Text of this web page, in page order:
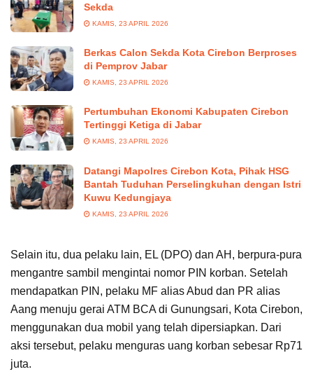
Sekda
KAMIS, 23 APRIL 2026
Berkas Calon Sekda Kota Cirebon Berproses
di Pemprov Jabar
KAMIS, 23 APRIL 2026
Pertumbuhan Ekonomi Kabupaten Cirebon
Tertinggi Ketiga di Jabar
KAMIS, 23 APRIL 2026
Datangi Mapolres Cirebon Kota, Pihak HSG
Bantah Tuduhan Perselingkuhan dengan Istri
Kuwu Kedungjaya
KAMIS, 23 APRIL 2026
Selain itu, dua pelaku lain, EL (DPO) dan AH, berpura-pura
mengantre sambil mengintai nomor PIN korban. Setelah
mendapatkan PIN, pelaku MF alias Abud dan PR alias
Aang menuju gerai ATM BCA di Gunungsari, Kota Cirebon,
menggunakan dua mobil yang telah dipersiapkan. Dari
aksi tersebut, pelaku menguras uang korban sebesar Rp71
juta.